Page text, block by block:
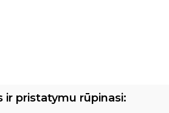
ir pristatymu rūpinasi: